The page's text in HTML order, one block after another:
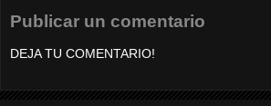
Publicar un comentario
DEJA TU COMENTARIO!